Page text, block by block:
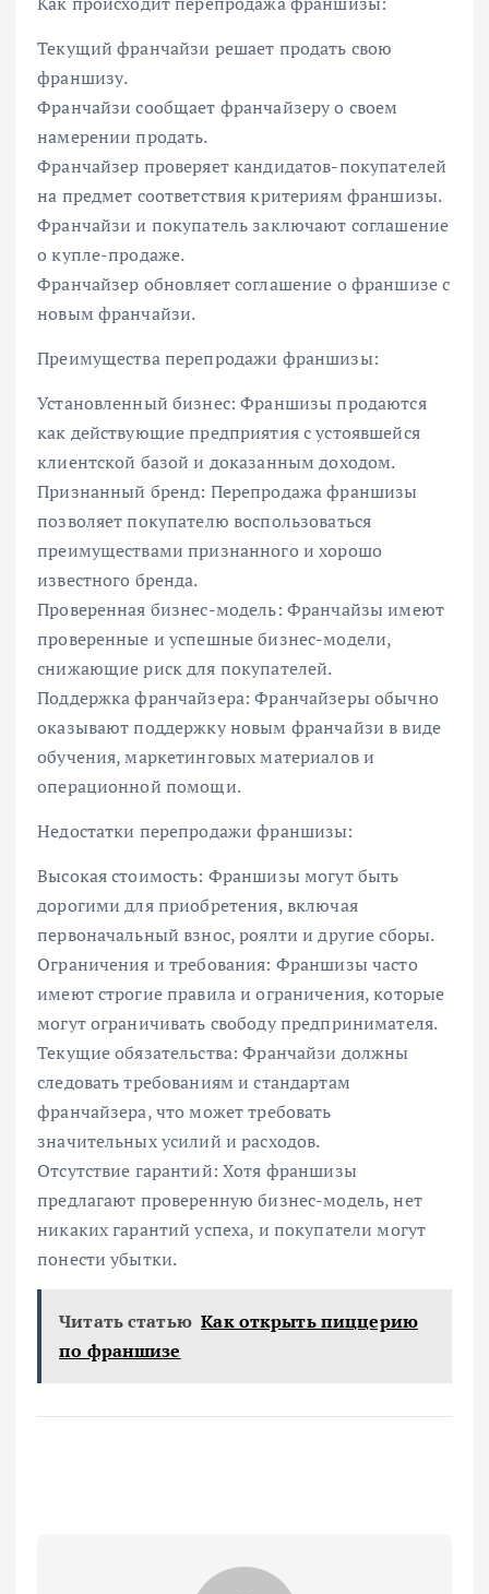
Текущий франчайзи решает продать свою
франшизу.
Франчайзи сообщает франчайзеру о своем
намерении продать.
Франчайзер проверяет кандидатов-покупателей
на предмет соответствия критериям франшизы.
Франчайзи и покупатель заключают соглашение
о купле-продаже.
Франчайзер обновляет соглашение о франшизе с
новым франчайзи.
Преимущества перепродажи франшизы:
Установленный бизнес: Франшизы продаются
как действующие предприятия с устоявшейся
клиентской базой и доказанным доходом.
Признанный бренд: Перепродажа франшизы
позволяет покупателю воспользоваться
преимуществами признанного и хорошо
известного бренда.
Проверенная бизнес-модель: Франчайзы имеют
проверенные и успешные бизнес-модели,
снижающие риск для покупателей.
Поддержка франчайзера: Франчайзеры обычно
оказывают поддержку новым франчайзи в виде
обучения, маркетинговых материалов и
операционной помощи.
Недостатки перепродажи франшизы:
Высокая стоимость: Франшизы могут быть
дорогими для приобретения, включая
первоначальный взнос, роялти и другие сборы.
Ограничения и требования: Франшизы часто
имеют строгие правила и ограничения, которые
могут ограничивать свободу предпринимателя.
Текущие обязательства: Франчайзи должны
следовать требованиям и стандартам
франчайзера, что может требовать
значительных усилий и расходов.
Отсутствие гарантий: Хотя франшизы
предлагают проверенную бизнес-модель, нет
никаких гарантий успеха, и покупатели могут
понести убытки.
Читать статью Как открыть пиццерию
по франшизе